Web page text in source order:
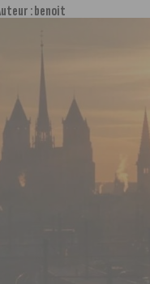
:benoit